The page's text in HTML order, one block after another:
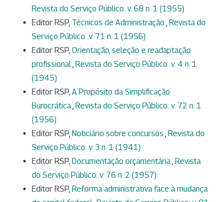
Revista do Serviço Público: v. 68 n. 1 (1955)
Editor RSP, Técnicos de Administração , Revista do
Serviço Público: v. 71 n. 1 (1956)
Editor RSP, Orientação, seleção e readaptação
profissional, Revista do Serviço Público: v. 4 n. 1
(1945)
Editor RSP, A Propósito da Simplificação
Burocrática, Revista do Serviço Público: v. 72 n. 1
(1956)
Editor RSP, Noticiário sobre concursos , Revista do
Serviço Público: v. 3 n. 1 (1941)
Editor RSP, Documentação orçamentária, Revista
do Serviço Público: v. 76 n. 2 (1957)
Editor RSP, Reforma administrativa face à mudança